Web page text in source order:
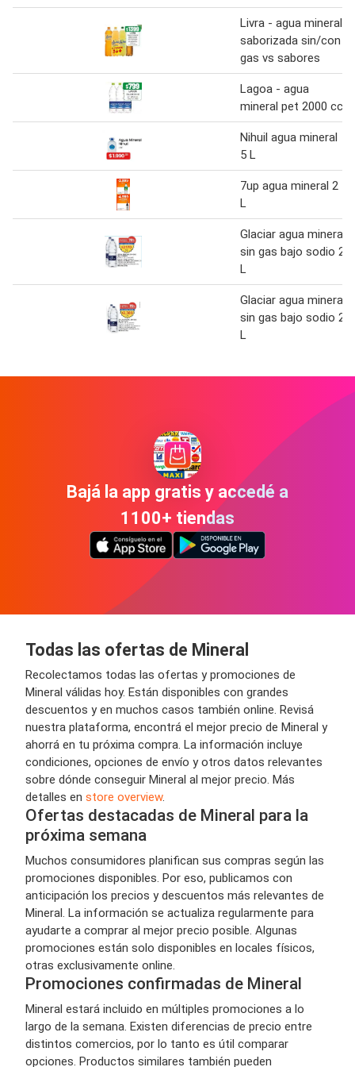
Livra - agua mineral
saborizada sin/con
gas vs sabores
Lagoa - agua
mineral pet 2000 cc
Nihuil agua mineral
5 L
7up agua mineral 2
L
Glaciar agua mineral
sin gas bajo sodio 2
L
Glaciar agua mineral
sin gas bajo sodio 2
L
Bajá la app gratis y accedé a
1100+ tiendas
Todas las ofertas de Mineral
Recolectamos todas las ofertas y promociones de
Mineral válidas hoy. Están disponibles con grandes
descuentos y en muchos casos también online. Revisá
nuestra plataforma, encontrá el mejor precio de Mineral y
ahorrá en tu próxima compra. La información incluye
condiciones, opciones de envío y otros datos relevantes
sobre dónde conseguir Mineral al mejor precio. Más
detalles en store overview.
Ofertas destacadas de Mineral para la
próxima semana
Muchos consumidores planifican sus compras según las
promociones disponibles. Por eso, publicamos con
anticipación los precios y descuentos más relevantes de
Mineral. La información se actualiza regularmente para
ayudarte a comprar al mejor precio posible. Algunas
promociones están solo disponibles en locales físicos,
otras exclusivamente online.
Promociones confirmadas de Mineral
Mineral estará incluido en múltiples promociones a lo
largo de la semana. Existen diferencias de precio entre
distintos comercios, por lo tanto es útil comparar
opciones. Productos similares también pueden